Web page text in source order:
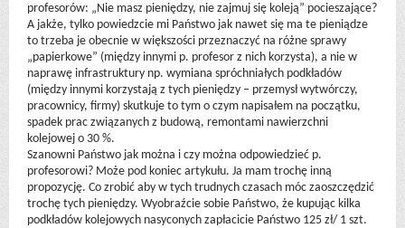
profesorów: „Nie masz pieniędzy, nie zajmuj się koleją” pocieszające?
A jakże, tylko powiedzcie mi Państwo jak nawet się ma te pieniądze
to trzeba je obecnie w większości przeznaczyć na różne sprawy
„papierkowe” (między innymi p. profesor z nich korzysta), a nie w
naprawę infrastruktury np. wymiana spróchniałych podkładów
(między innymi korzystają z tych pieniędzy – przemysł wytwórczy,
pracownicy, firmy) skutkuje to tym o czym napisałem na początku,
spadek prac związanych z budową, remontami nawierzchni
kolejowej o 30 %.
Szanowni Państwo jak można i czy można odpowiedzieć p.
profesorowi? Może pod koniec artykułu. Ja mam trochę inną
propozycję. Co zrobić aby w tych trudnych czasach móc zaoszczędzić
trochę tych pieniędzy. Wyobraźcie sobie Państwo, że kupując kilka
podkładów kolejowych nasyconych zapłacicie Państwo 125 zł/ 1 szt.